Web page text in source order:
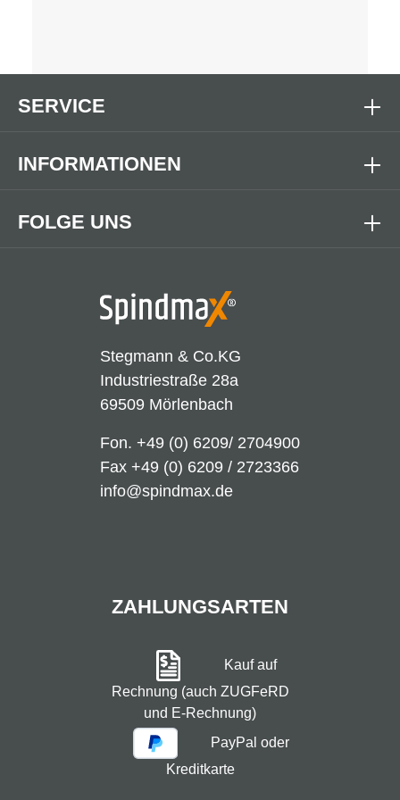
Stegmann & Co.KG
Industriestraße 28a
69509 Mörlenbach
Fon. +49 (0) 6209/ 2704900
Fax +49 (0) 6209 / 2723366
info@spindmax.de
FOLGE UNS
SERVICE
INFORMATIONEN
ZAHLUNGSARTEN
Kauf auf
Rechnung (auch ZUGFeRD
und E-Rechnung)
PayPal oder
Kreditkarte